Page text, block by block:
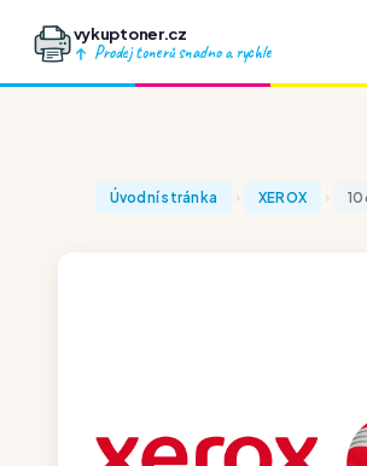
vykuptoner.cz
Prodej tonerů snadno a rychle
Úvodní stránka XEROX